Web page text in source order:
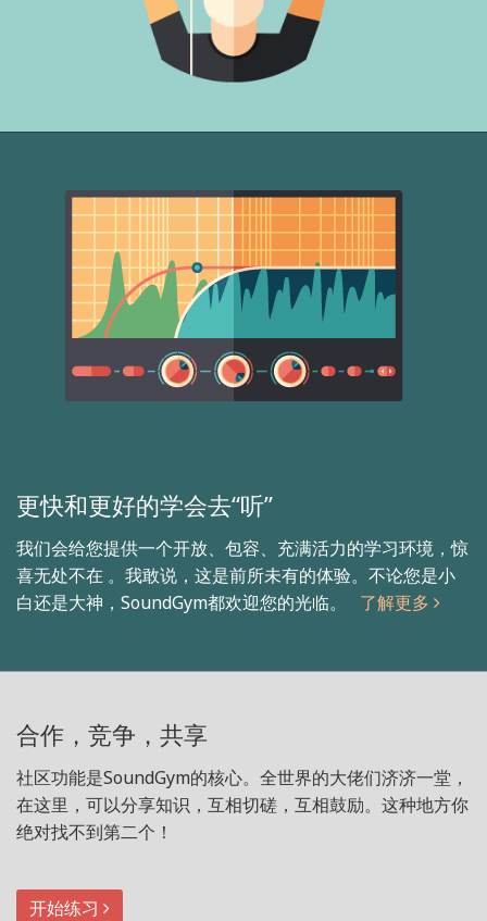
更快和更好的学会去“听”
我们会给您提供一个开放、包容、充满活力的学习环境，惊
喜无处不在 。我敢说，这是前所未有的体验。不论您是小
白还是大神，SoundGym都欢迎您的光临。 了解更多
合作，竞争，共享
社区功能是SoundGym的核心。全世界的大佬们济济一堂，
在这里，可以分享知识，互相切磋，互相鼓励。这种地方你
绝对找不到第二个！
开始练习